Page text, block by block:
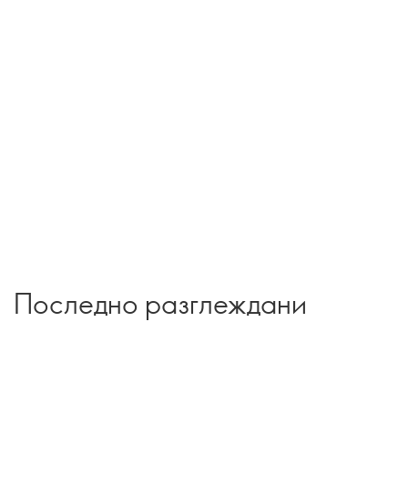
Последно разглеждани